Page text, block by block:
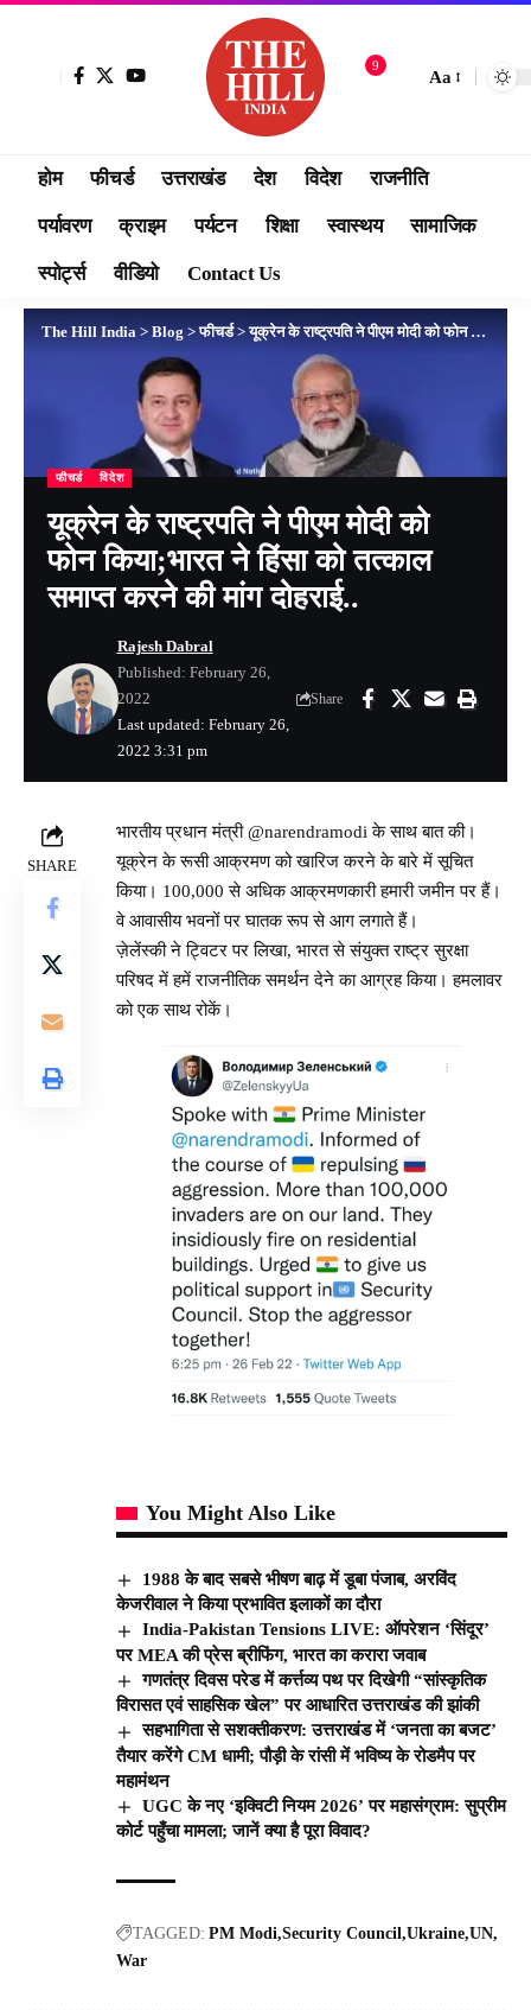
9
Aa
होम फीचर्ड उत्तराखंड देश विदेश राजनीति
पर्यावरण क्राइम पर्यटन शिक्षा स्वास्थय सामाजिक
स्पोर्ट्स वीडियो Contact Us
The Hill India > Blog >फीचर्ड>यूक्रेन के राष्ट्रपति ने पीएम मोदी को फोन किया;भारत ने हिंसा को तत्काल समाप्त करने की मांग दोहराई..
फीचर्ड विदेश
यूक्रेन के राष्ट्रपति ने पीएम मोदी को
फोन किया;भारत ने हिंसा को तत्काल
समाप्त करने की मांग दोहराई..
Last updated: February 26,
2022 3:31 pm
Rajesh Dabral
Published: February 26,
2022
Share
SHARE
भारतीय प्रधान मंत्री @narendramodi के साथ बात की।
यूक्रेन के रूसी आक्रमण को खारिज करने के बारे में सूचित
किया। 100,000 से अधिक आक्रमणकारी हमारी जमीन पर हैं।
वे आवासीय भवनों पर घातक रूप से आग लगाते हैं।
ज़ेलेंस्की ने ट्विटर पर लिखा, भारत से संयुक्त राष्ट्र सुरक्षा
परिषद में हमें राजनीतिक समर्थन देने का आग्रह किया। हमलावर
को एक साथ रोकें।
You Might Also Like
1988 के बाद सबसे भीषण बाढ़ में डूबा पंजाब, अरविंद
केजरीवाल ने किया प्रभावित इलाकों का दौरा
India-Pakistan Tensions LIVE: ऑपरेशन ‘सिंदूर’
पर MEA की प्रेस ब्रीफिंग, भारत का करारा जवाब
गणतंत्र दिवस परेड में कर्त्तव्य पथ पर दिखेगी “सांस्कृतिक
विरासत एवं साहसिक खेल” पर आधारित उत्तराखंड की झांकी
सहभागिता से सशक्तीकरण: उत्तराखंड में ‘जनता का बजट’
तैयार करेंगे CM धामी; पौड़ी के रांसी में भविष्य के रोडमैप पर
महामंथन
UGC के नए ‘इक्विटी नियम 2026’ पर महासंग्राम: सुप्रीम
कोर्ट पहुँचा मामला; जानें क्या है पूरा विवाद?
TAGGED: PM Modi Security Council Ukraine UN
War